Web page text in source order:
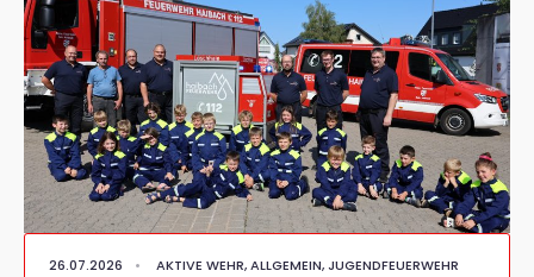
26.07.2026 • AKTIVE WEHR,ALLGEMEIN,JUGENDFEUERWEHR